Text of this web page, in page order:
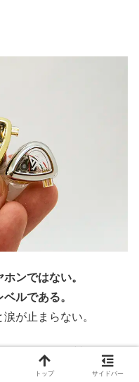
ンではない。
ルである。
が止まらない。
いオモシロ製品だっ
トップ サイドバー